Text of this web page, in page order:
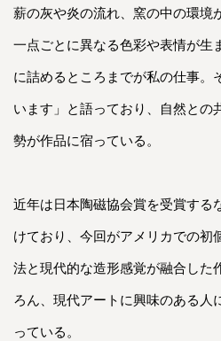
薪の灰や炎の流れ、窯の中の環境
一点ごとに異なる色彩や表情が生
に詰めるところまでが私の仕事。
います」と語っており、自然との
勢が作品に宿っている。
近年は日本陶磁協会賞を受賞する
けており、今回がアメリカでの初
法と現代的な造形感覚が融合した
ろん、現代アートに興味のある人
っている。